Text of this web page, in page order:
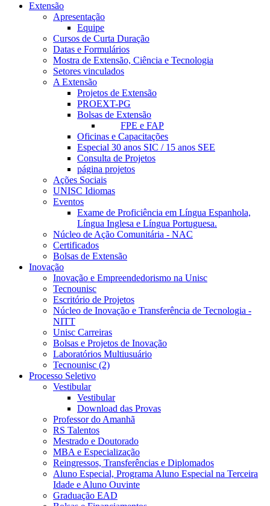
Extensão
Apresentação
Equipe
Cursos de Curta Duração
Datas e Formulários
Mostra de Extensão, Ciência e Tecnologia
Setores vinculados
A Extensão
Projetos de Extensão
PROEXT-PG
Bolsas de Extensão
FPE e FAP
Oficinas e Capacitações
Especial 30 anos SIC / 15 anos SEE
Consulta de Projetos
página projetos
Ações Sociais
UNISC Idiomas
Eventos
Exame de Proficiência em Língua Espanhola,
Língua Inglesa e Língua Portuguesa.
Núcleo de Ação Comunitária - NAC
Certificados
Bolsas de Extensão
Inovação
Inovação e Empreendedorismo na Unisc
Tecnounisc
Escritório de Projetos
Núcleo de Inovação e Transferência de Tecnologia -
NITT
Unisc Carreiras
Bolsas e Projetos de Inovação
Laboratórios Multiusuário
Tecnounisc (2)
Processo Seletivo
Vestibular
Vestibular
Download das Provas
Professor do Amanhã
RS Talentos
Mestrado e Doutorado
MBA e Especialização
Reingressos, Transferências e Diplomados
Aluno Especial, Programa Aluno Especial na Terceira
Idade e Aluno Ouvinte
Graduação EAD